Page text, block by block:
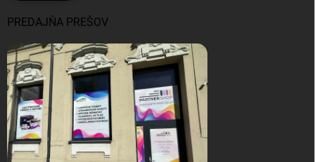
PREDAJŇA PREŠOV